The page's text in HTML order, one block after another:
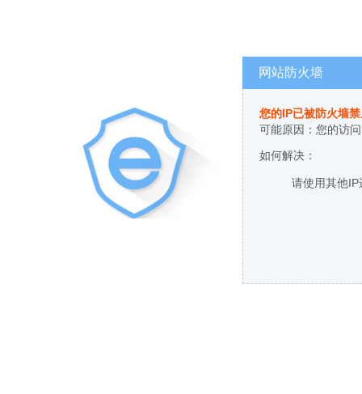
网站防火墙
您的IP已被防火墙
可能原因：您的访
如何解决：
请使用其他